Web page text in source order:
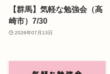
【群馬】気軽な勉強会（高
崎市）7/30
2026年07月13日